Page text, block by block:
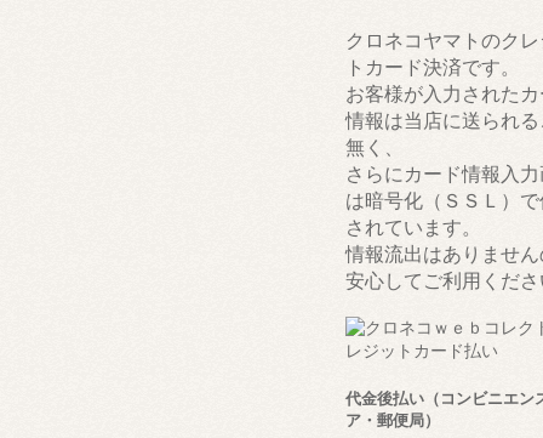
クロネコヤマトのク
トカード決済です。
お客様が入力された
情報は当店に送られ
無く、
さらにカード情報入
は暗号化（ＳＳＬ）
されています。
情報流出はありませ
安心してご利用くだ
代金後払い（コンビニエン
ア・郵便局）